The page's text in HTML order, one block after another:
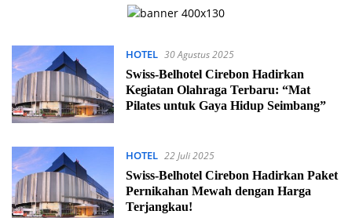
HOTEL 30 Agustus 2025
Swiss-Belhotel Cirebon Hadirkan
Kegiatan Olahraga Terbaru: “Mat
Pilates untuk Gaya Hidup Seimbang”
HOTEL 22 Juli 2025
Swiss-Belhotel Cirebon Hadirkan Paket
Pernikahan Mewah dengan Harga
Terjangkau!